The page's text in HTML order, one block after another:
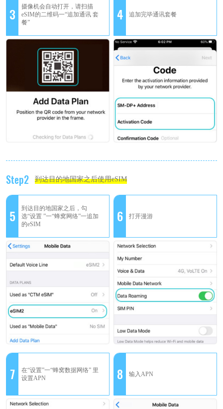
3
摄像机会自动打开，请扫描
eSIM的二维码一“追加通讯 套
餐”
4 追加完毕通讯套餐
Step2 到达目的地国家之后使用eSIM
5
到达目的地国家之后，勾
选“设置 ”一“蜂窝网络”一追加
的eSIM
6 打开漫游
7
在“设置”一“蜂窝数据网络” 里
设置APN
8 输入APN